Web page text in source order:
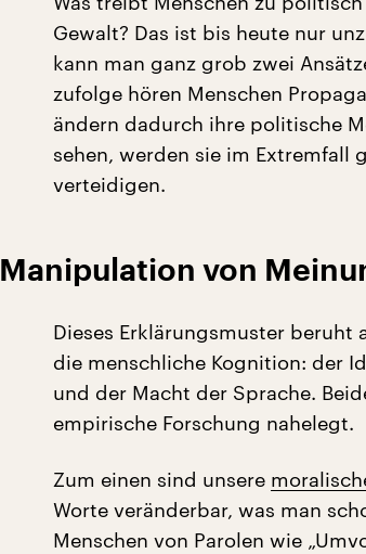
Gewalt? Das ist bis heute nur
kann man ganz grob zwei
zufolge hören Menschen
ändern dadurch ihre politische
sehen, werden sie im Extremfall
verteidigen.
Manipulation von
Dieses Erklärungsmuster beruht
die menschliche Kognition: der
und der Macht der Sprache.
empirische Forschung nahelegt.
Zum einen sind unsere
Worte veränderbar, was man
Menschen von Parolen wie